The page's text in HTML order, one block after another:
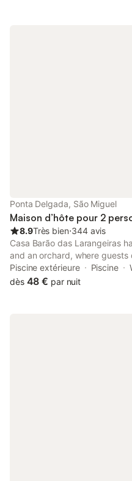
Ponta Delgada, São Miguel
Maison d’hôte pour 2
8.9Très bien⋅344 avis
Casa Barão das Larangeiras
and an orchard, where
and tasting the fruit of the
Piscine extérieure Piscine
dès 48 € par nuit